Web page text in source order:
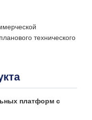
технического
платформ с